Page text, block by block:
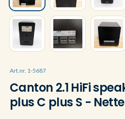
Art.nr. 1-5687
Canton 2.1 HiFi
plus C plus S -